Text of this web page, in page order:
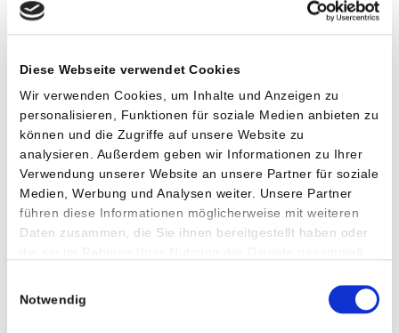
Diese Webseite verwendet Cookies
Wir verwenden Cookies, um Inhalte und Anzeigen zu
personalisieren, Funktionen für soziale Medien anbieten zu
können und die Zugriffe auf unsere Website zu
analysieren. Außerdem geben wir Informationen zu Ihrer
Verwendung unserer Website an unsere Partner für soziale
Medien, Werbung und Analysen weiter. Unsere Partner
führen diese Informationen möglicherweise mit weiteren
Daten zusammen, die Sie ihnen bereitgestellt haben oder
Notwendig
Kostenlos
Der Service ist für Sie als Bürger gebührenfrei. Sie sparen sich
dadurch die bei einer schriftlichen Antwort anfallenden
Portokosten.